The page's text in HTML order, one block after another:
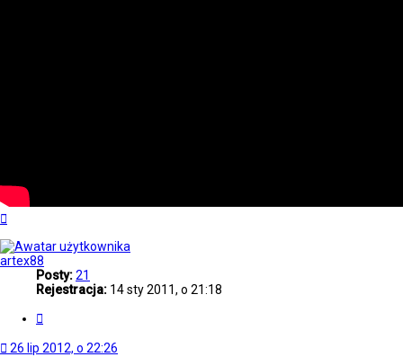
artex88
Posty:21
Rejestracja: 14 sty 2011, o 21:18
26 lip 2012, o 22:26